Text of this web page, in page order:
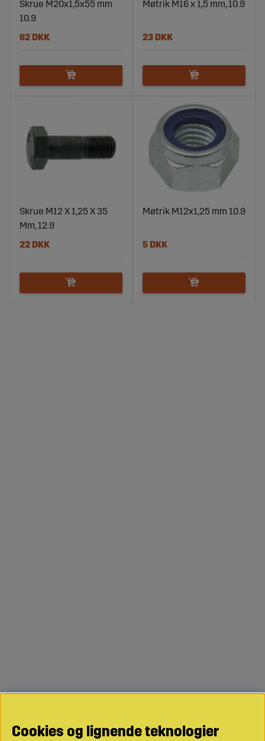
Skrue M20x1,5x55 mm
10.9
62 DKK
Møtrik M16 x 1,5 mm, 10.9
23 DKK
Skrue M12 X 1,25 X 35
Mm, 12.9
22 DKK
Møtrik M12x1,25 mm 10.9
5 DKK
Cookies og lignende teknologier